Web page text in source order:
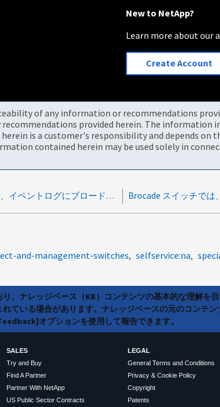
New to NetApp?
Learn more about our
Create Account
of any information or recommendations
provided herein. The information
is a customer's responsibility and depends on
contained herein may be used solely in
ハードウェア問題が原因で、イベントログにブロードキャストドメインパーティションのエラーが報告されます
and-management-switches selfservice:na
、ナレッジベース（KB）コンテンツの基本的な理解を
ている場合があります。ナレッジベースの元のコンテ
オプションを使用して報告できます。
SALES
Try and Buy
Find A Partner
Partner With NetApp
US Public Sector Contracts
LEGAL
General Terms and Conditions
Privacy & Cookie Policy
Copyright
Patents